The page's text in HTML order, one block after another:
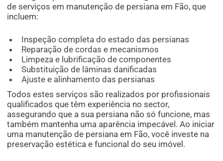
de serviços em manutenção de persiana em Fão, que
incluem:
Inspeção completa do estado das persianas
Reparação de cordas e mecanismos
Limpeza e lubrificação de componentes
Substituição de lâminas danificadas
Ajuste e alinhamento das persianas
Todos estes serviços são realizados por profissionais
qualificados que têm experiência no sector,
assegurando que a sua persiana não só funcione, mas
também mantenha uma aparência impecável. Ao iniciar
uma manutenção de persiana em Fão, você investe na
preservação estética e funcional do seu imóvel.